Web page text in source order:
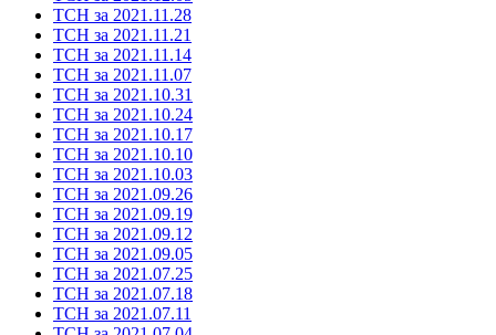
ТСН за 2021.11.28
ТСН за 2021.11.21
ТСН за 2021.11.14
ТСН за 2021.11.07
ТСН за 2021.10.31
ТСН за 2021.10.24
ТСН за 2021.10.17
ТСН за 2021.10.10
ТСН за 2021.10.03
ТСН за 2021.09.26
ТСН за 2021.09.19
ТСН за 2021.09.12
ТСН за 2021.09.05
ТСН за 2021.07.25
ТСН за 2021.07.18
ТСН за 2021.07.11